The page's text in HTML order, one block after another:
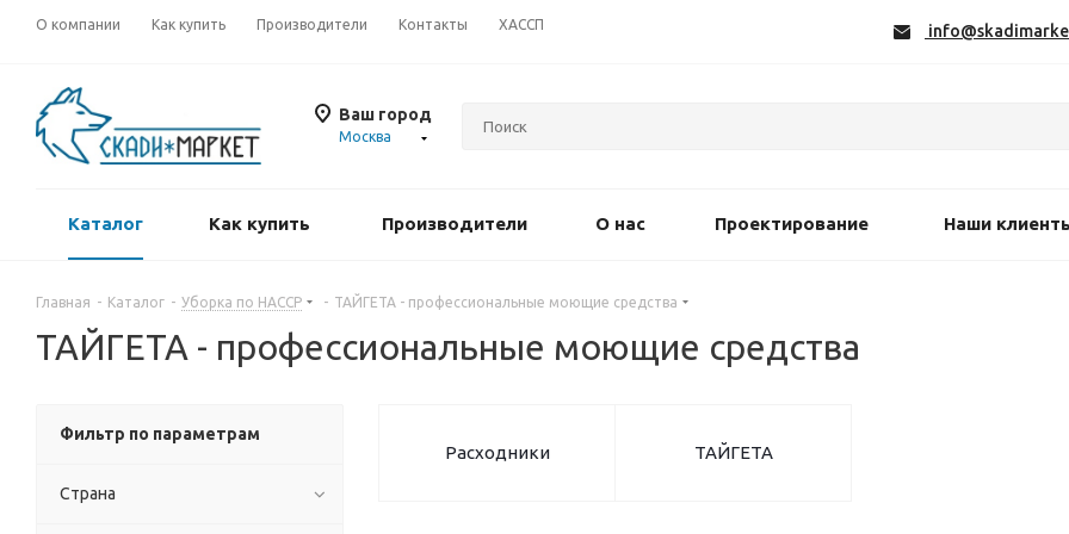
О компании Как купить Производители Контакты ХАССП
Ваш город
Москва
Каталог Как купить Производители О нас Проектирование Наши
Главная - Каталог - Уборка по HACCP - ТАЙГЕТА - профессиональные моющие средства
ТАЙГЕТА - профессиональные моющие средства
Расходники ТАЙГЕТА
Фильтр по параметрам
Страна